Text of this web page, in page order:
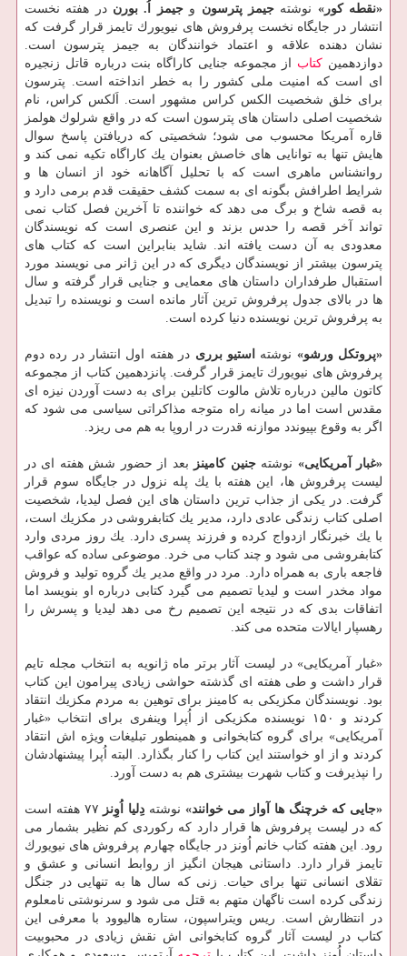
«نقطه كور» نوشتهجیمز پترسون وجیمز اُ. بورن در هفته نخست
انتشار در جایگاه نخست پرفروش های نیویورك تایمز قرار گرفت كه
نشان دهنده علاقه و اعتماد خوانندگان به جیمز پترسون است.
دوازدهمین كتاب از مجموعه جنایی كاراگاه بنت درباره قاتل زنجیره
ای است كه امنیت ملی كشور را به خطر انداخته است. پترسون
برای خلق شخصیت الكس كراس مشهور است. اَلكس كراس، نام
شخصیت اصلی داستان های پترسون است كه در واقع شرلوك هولمز
قاره آمریكا محسوب می شود؛ شخصیتی كه دریافتن پاسخ سوال
هایش تنها به توانایی های خاصش بعنوان یك كاراگاه تكیه نمی كند و
روانشناس ماهری است كه با تحلیل آگاهانه خود از انسان ها و
شرایط اطرافش بگونه ای به سمت كشف حقیقت قدم برمی دارد و
به قصه شاخ و برگ می دهد كه خواننده تا آخرین فصل كتاب نمی
تواند آخر قصه را حدس بزند و این عنصری است كه نویسندگان
معدودی به آن دست یافته اند. شاید بنابراین است كه كتاب های
پترسون بیشتر از نویسندگان دیگری كه در این ژانر می نویسند مورد
استقبال طرفداران داستان های معمایی و جنایی قرار گرفته و سال
ها در بالای جدول پرفروش ترین آثار مانده است و نویسنده را تبدیل
به پرفروش ترین نویسنده دنیا كرده است.
«پروتكل ورشو» نوشته استیو برری در هفته اول انتشار در رده دوم
پرفروش های نیویورك تایمز قرار گرفت. پانزدهمین كتاب از مجموعه
كاتون مالین درباره تلاش مالوت كاتلین برای به دست آوردن نیزه ای
مقدس است اما در میانه راه متوجه مذاكراتی سیاسی می شود كه
اگر به وقوع بپیوندد موازنه قدرت در اروپا به هم می ریزد.
«غبار آمریكایی» نوشتهجنین كامینز
بعد از حضور شش هفته ای در
لیست پرفروش ها، این هفته با یك پله نزول در جایگاه سوم قرار
گرفت. در یكی از جذاب ترین داستان های این فصل لیدیا، شخصیت
اصلی كتاب زندگی عادی دارد، مدیر یك كتابفروشی در مكزیك است،
با یك خبرنگار ازدواج كرده و فرزند پسری دارد. یك روز مردی وارد
كتابفروشی می شود و چند كتاب می خرد. موضوعی ساده كه عواقب
فاجعه باری به همراه دارد. مرد در واقع مدیر یك گروه تولید و فروش
مواد مخدر است و لیدیا تصمیم می گیرد كتابی درباره او بنویسد اما
اتفاقات بدی كه در نتیجه این تصمیم رخ می دهد لیدیا و پسرش را
رهسپار ایالات متحده می كند.
«غبار آمریكایی» در لیست آثار برتر ماه ژانویه به انتخاب مجله تایم
قرار داشت و طی هفته ای گذشته حواشی زیادی پیرامون این كتاب
بود. نویسندگان مكزیكی به كامینز برای توهین به مردم مكزیك انتقاد
كردند و ۱۵۰ نویسنده مكزیكی از اُپرا وینفری برای انتخاب «غبار
آمریكایی» برای گروه كتابخوانی و همینطور تبلیغات ویژه اش انتقاد
كردند و از او خواستند این كتاب را كنار بگذارد. البته اُپرا پیشنهادشان
را نپذیرفت و كتاب شهرت بیشتری هم به دست آورد.
«جایی كه خرچنگ ها آواز می خوانند» نوشته دِلیا اُوِنز
۷۷ هفته است
كه در لیست پرفروش ها قرار دارد كه ركوردی كم نظیر بشمار می
رود. این هفته كتاب خانم اُونز در جایگاه چهارم پرفروش های نیویورك
تایمز قرار دارد. داستانی هیجان انگیز از روابط انسانی و عشق و
تقلای انسانی تنها برای حیات. زنی كه سال ها به تنهایی در جنگل
زندگی كرده است ناگهان متهم به قتل می شود و سرنوشتی نامعلوم
در انتظارش است. ریس ویتراسپون، ستاره هالیوود با معرفی این
كتاب در لیست آثار گروه كتابخوانی اش نقش زیادی در محبوبیت